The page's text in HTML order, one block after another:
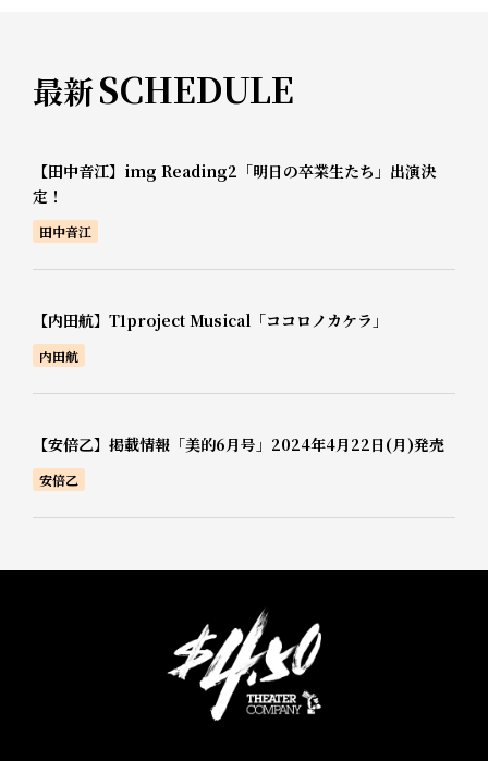
最新SCHEDULE
【田中音江】img Reading2「明日の卒業生たち」出演決
定！
田中音江
【内田航】T1project Musical「ココロノカケラ」
内田航
【安倍乙】掲載情報「美的6月号」2024年4月22日(月)発売
安倍乙